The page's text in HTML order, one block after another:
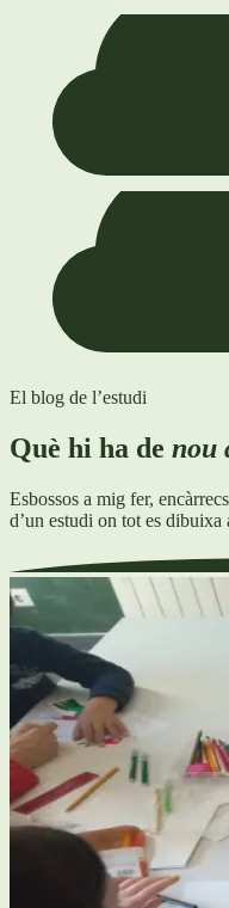
El blog de l’estudi
Què hi ha de nou
Esbossos a mig fer,
d’un estudi on tot es dibuixa